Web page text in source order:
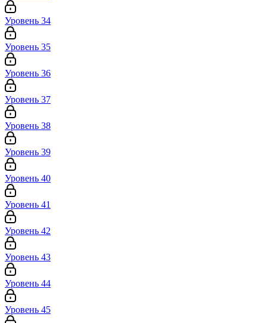
Уровень 34
Уровень 35
Уровень 36
Уровень 37
Уровень 38
Уровень 39
Уровень 40
Уровень 41
Уровень 42
Уровень 43
Уровень 44
Уровень 45